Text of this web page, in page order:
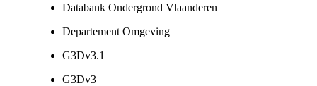
Databank Ondergrond Vlaanderen
Departement Omgeving
G3Dv3.1
G3Dv3